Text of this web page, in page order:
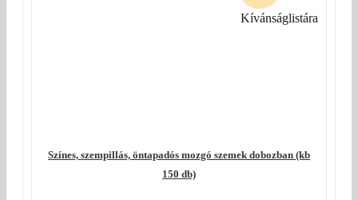
Színes, szempillás, öntapadós mozgó szemek dobozban (kb
150 db)
Kívánságlistára